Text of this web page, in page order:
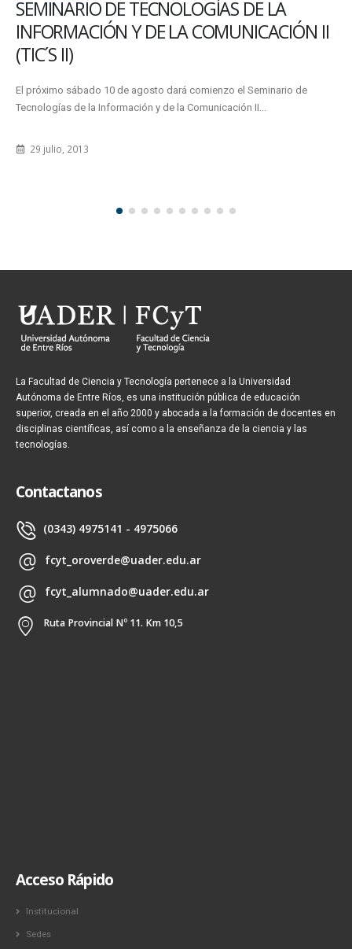
DE TECNOLOGÍAS DE LA
Y DE LA COMUNICACIÓN II
II)
sábado 10 de agosto dará comienzo el Seminario de
de la Información y de la Comunicación II...
2013
La Facultad de Ciencia y Tecnología pertenece a la Universidad
Autónoma de Entre Ríos, es una institución pública de educación
superior, creada en el año 2000 y abocada a la formación de docentes en
disciplinas científicas, así como a la enseñanza de la ciencia y las
tecnologías.
Contactanos
(0343) 4975141 - 4975066
fcyt_oroverde@uader.edu.ar
fcyt_alumnado@uader.edu.ar
Ruta Provincial Nº 11. Km 10,5
Acceso Rápido
Institucional
Sedes